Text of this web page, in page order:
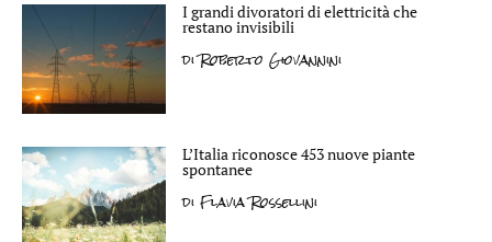
I grandi divoratori di elettricità che
restano invisibili
diRoberto Giovannini
L’Italia riconosce 453 nuove piante
spontanee
di Flavia Rossellini